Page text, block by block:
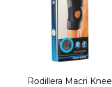
Rodillera Macri Knee